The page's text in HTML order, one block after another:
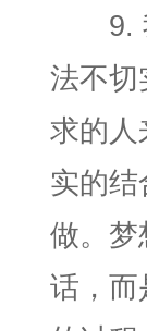
9. 我
法不切
求的人
实的结
做。梦
话，而